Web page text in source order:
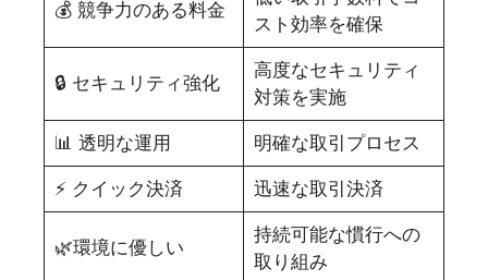
💰 競争力のある料金
スト効率を確保
🔒 セキュリティ強化
高度なセキュリティ
対策を実施
📊 透明な運用 明確な取引プロセス
⚡ クイック決済 迅速な取引決済
🌿環境に優しい
持続可能な慣行への
取り組み